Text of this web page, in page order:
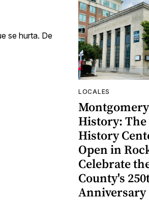
se hurta. De
LOCALES
History: The
History
Open in
Celebrate
County's
Anniversary